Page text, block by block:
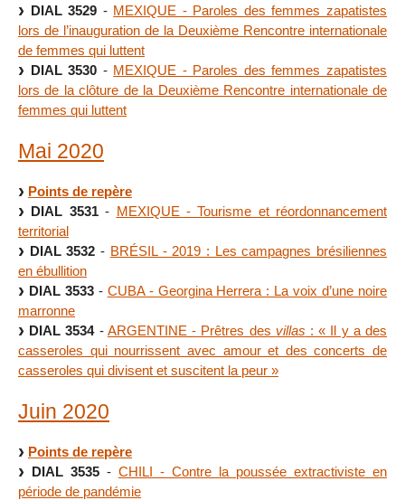
DIAL 3529 - MEXIQUE - Paroles des femmes zapatistes
lors de l’inauguration de la Deuxième Rencontre internationale
de femmes qui luttent
DIAL 3530 - MEXIQUE - Paroles des femmes zapatistes
lors de la clôture de la Deuxième Rencontre internationale de
femmes qui luttent
Mai 2020
Points de repère
DIAL 3531- MEXIQUE - Tourisme et réordonnancement
territorial
DIAL 3532 - BRÉSIL - 2019 : Les campagnes brésiliennes
en ébullition
DIAL 3533- CUBA - Georgina Herrera : La voix d’une noire
marronne
DIAL 3534- ARGENTINE - Prêtres des villas : « Il y a des
casseroles qui nourrissent avec amour et des concerts de
casseroles qui divisent et suscitent la peur »
Juin 2020
Points de repère
DIAL 3535 - CHILI - Contre la poussée extractiviste en
période de pandémie